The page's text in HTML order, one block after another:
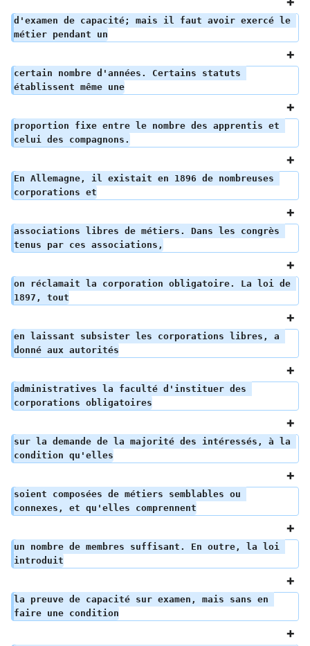
d'examen de capacité; mais il faut avoir exercé le
métier pendant un
certain nombre d'années. Certains statuts
établissent même une
proportion fixe entre le nombre des apprentis et
celui des compagnons.
En Allemagne, il existait en 1896 de nombreuses
corporations et
associations libres de métiers. Dans les congrès
tenus par ces associations,
on réclamait la corporation obligatoire. La loi de
1897, tout
en laissant subsister les corporations libres, a
donné aux autorités
administratives la faculté d'instituer des
corporations obligatoires
sur la demande de la majorité des intéressés, à la
condition qu'elles
soient composées de métiers semblables ou
connexes, et qu'elles comprennent
un nombre de membres suffisant. En outre, la loi
introduit
la preuve de capacité sur examen, mais sans en
faire une condition